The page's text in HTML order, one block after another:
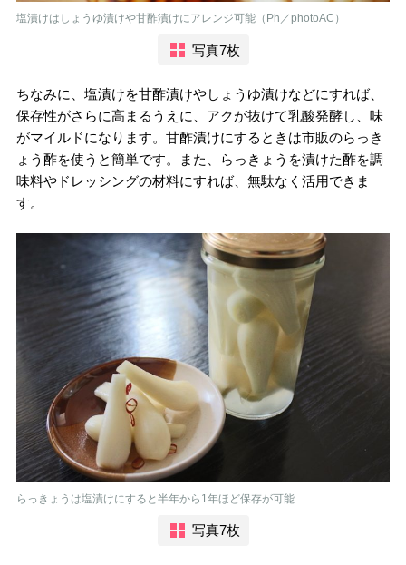
塩漬けはしょうゆ漬けや甘酢漬けにアレンジ可能（Ph／photoAC）
写真7枚
ちなみに、塩漬けを甘酢漬けやしょうゆ漬けなどにすれば、
保存性がさらに高まるうえに、アクが抜けて乳酸発酵し、味
がマイルドになります。甘酢漬けにするときは市販のらっき
ょう酢を使うと簡単です。また、らっきょうを漬けた酢を調
味料やドレッシングの材料にすれば、無駄なく活用できま
す。
らっきょうは塩漬けにすると半年から1年ほど保存が可能
写真7枚